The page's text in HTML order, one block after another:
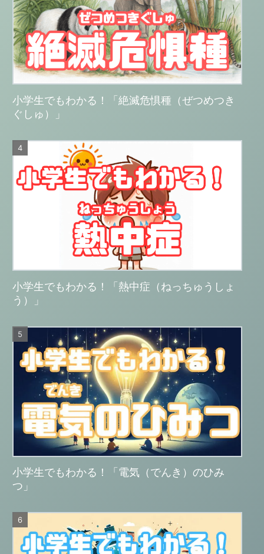
小学生でもわかる！「絶滅危惧種（ぜつめつき
ぐしゅ）」
小学生でもわかる！「熱中症（ねっちゅうしょ
う）」
小学生でもわかる！「電気（でんき）のひみ
つ」